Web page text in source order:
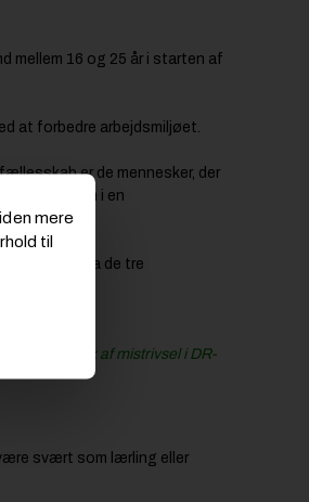
mellem 16 og 25 år i starten af
at forbedre arbejdsmiljøet.
er de mennesker, der
Schou Holm i en
fra de tre
på kritik af mistrivsel i DR-
svært som lærling eller
mere
til